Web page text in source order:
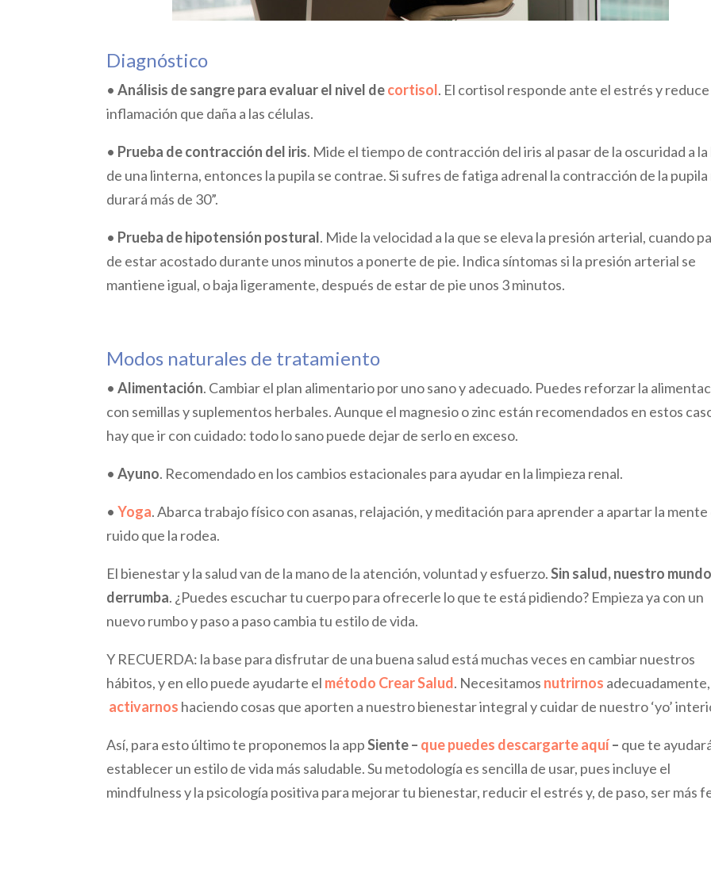
Diagnóstico
•Análisis de sangre para evaluar el nivel decortisol. El cortisol responde ante el estrés y reduce
inflamación que daña a las células.
• Prueba de contracción del iris. Mide el tiempo de contracción del iris al pasar de la oscuridad a la
de una linterna, entonces la pupila se contrae. Si sufres de fatiga adrenal la contracción de la pupila
durará más de 30”.
• Prueba de hipotensión postural. Mide la velocidad a la que se eleva la presión arterial, cuando
de estar acostado durante unos minutos a ponerte de pie. Indica síntomas si la presión arterial se
mantiene igual, o baja ligeramente, después de estar de pie unos 3 minutos.
Modos naturales de tratamiento
•Alimentación. Cambiar el plan alimentario por uno sano y adecuado. Puedes reforzar la
con semillas y suplementos herbales. Aunque el magnesio o zinc están recomendados en estos
hay que ir con cuidado: todo lo sano puede dejar de serlo en exceso.
•Ayuno. Recomendado en los cambios estacionales para ayudar en la limpieza renal.
•Yoga. Abarca trabajo físico con asanas, relajación, y meditación para aprender a apartar la mente
ruido que la rodea.
El bienestar y la salud van de la mano de la atención, voluntad y esfuerzo.Sin salud, nuestro
derrumba. ¿Puedes escuchar tu cuerpo para ofrecerle lo que te está pidiendo? Empieza ya con un
nuevo rumbo y paso a paso cambia tu estilo de vida.
Y RECUERDA: la base para disfrutar de una buena salud está muchas veces en cambiar nuestros
hábitos, y en ello puede ayudarte el método Crear Salud. Necesitamos nutrirnos adecuadamente,
activarnos haciendo cosas que aporten a nuestro bienestar integral y cuidar de nuestro ‘yo’
Así, para esto último te proponemos la appSiente – que puedes descargarte aquí– que te
establecer un estilo de vida más saludable. Su metodología es sencilla de usar, pues incluye el
mindfulness y la psicología positiva para mejorar tu bienestar, reducir el estrés y, de paso, ser más